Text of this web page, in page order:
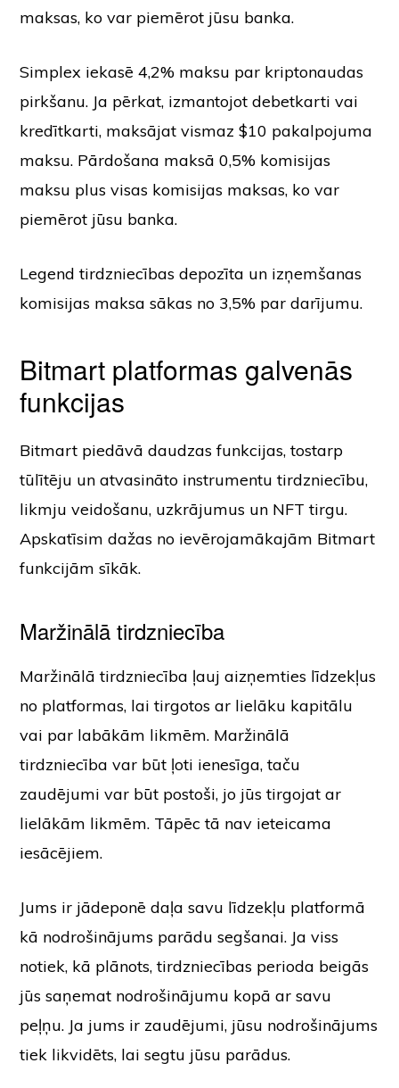
maksas, ko var piemērot jūsu banka.
Simplex iekasē 4,2% maksu par kriptonaudas
pirkšanu. Ja pērkat, izmantojot debetkarti vai
kredītkarti, maksājat vismaz $10 pakalpojuma
maksu. Pārdošana maksā 0,5% komisijas
maksu plus visas komisijas maksas, ko var
piemērot jūsu banka.
Legend tirdzniecības depozīta un izņemšanas
komisijas maksa sākas no 3,5% par darījumu.
Bitmart platformas galvenās
funkcijas
Bitmart piedāvā daudzas funkcijas, tostarp
tūlītēju un atvasināto instrumentu tirdzniecību,
likmju veidošanu, uzkrājumus un NFT tirgu.
Apskatīsim dažas no ievērojamākajām Bitmart
funkcijām sīkāk.
Maržinālā tirdzniecība
Maržinālā tirdzniecība ļauj aizņemties līdzekļus
no platformas, lai tirgotos ar lielāku kapitālu
vai par labākām likmēm. Maržinālā
tirdzniecība var būt ļoti ienesīga, taču
zaudējumi var būt postoši, jo jūs tirgojat ar
lielākām likmēm. Tāpēc tā nav ieteicama
iesācējiem.
Jums ir jādeponē daļa savu līdzekļu platformā
kā nodrošinājums parādu segšanai. Ja viss
notiek, kā plānots, tirdzniecības perioda beigās
jūs saņemat nodrošinājumu kopā ar savu
peļņu. Ja jums ir zaudējumi, jūsu nodrošinājums
tiek likvidēts, lai segtu jūsu parādus.